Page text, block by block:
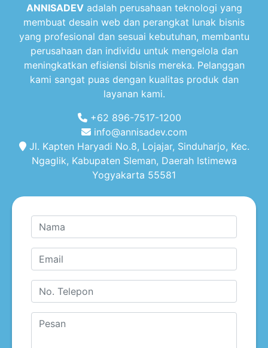
ANNISADEVadalah perusahaan teknologi yang
membuat desain web dan perangkat lunak bisnis
yang profesional dan sesuai kebutuhan, membantu
perusahaan dan individu untuk mengelola dan
meningkatkan efisiensi bisnis mereka. Pelanggan
kami sangat puas dengan kualitas produk dan
layanan kami.
+62 896-7517-1200
info@annisadev.com
Jl. Kapten Haryadi No.8, Lojajar, Sinduharjo, Kec.
Ngaglik, Kabupaten Sleman, Daerah Istimewa
Yogyakarta 55581